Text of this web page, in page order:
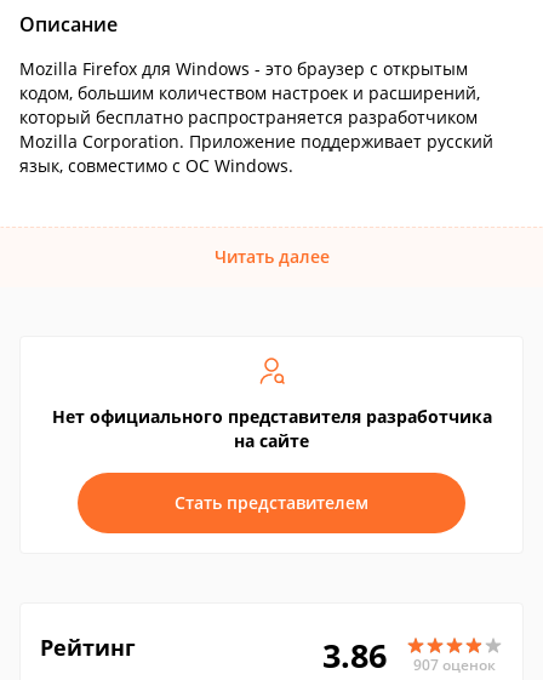
Описание
Mozilla Firefox для Windows - это браузер с открытым
кодом, большим количеством настроек и расширений,
который бесплатно распространяется разработчиком
Mozilla Corporation. Приложение поддерживает русский
язык, совместимо с ОС Windows.
Читать далее
Нет официального представителя разработчика
на сайте
Стать представителем
Рейтинг 3.86 907 оценок